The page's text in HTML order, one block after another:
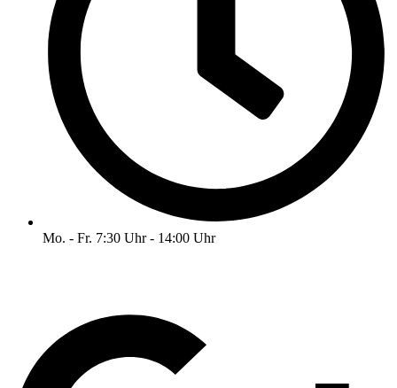
Mo. - Fr. 7:30 Uhr - 14:00 Uhr